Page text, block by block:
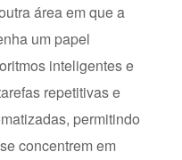
área em que a
um papel
inteligentes e
repetitivas e
permitindo
concentrem em